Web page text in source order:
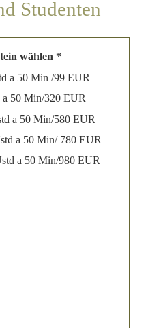
Studenten
wählen *
a 50 Min /99 EUR
50 Min/320 EUR
a 50 Min/580 EUR
a 50 Min/ 780 EUR
a 50 Min/980 EUR